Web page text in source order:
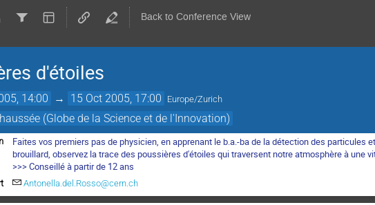
Back to Conference View
d'étoiles
14:00 → 15 Oct 2005, 17:00 Europe/Zurich
(Globe de la Science et de l'Innovation)
Faites vos premiers pas de physicien, en apprenant le b.a.-ba de la détection des particules
brouillard, observez la trace des poussières d'étoiles qui traversent notre atmosphère à une
>>> Conseillé à partir de 12 ans
Antonella.del.Rosso@cern.ch